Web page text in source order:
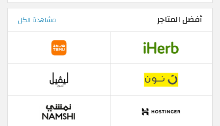
أفضل المتاجر مشاهدة الكل